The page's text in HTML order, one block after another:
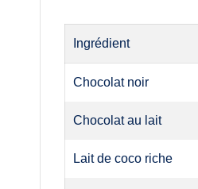
Ingrédient
Chocolat noir
Chocolat au lait
Lait de coco riche